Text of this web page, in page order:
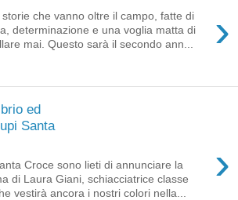
›
storie che vanno oltre il campo, fatte di
determinazione e una voglia matta di
mai. Questo sarà il secondo ann...
ed
Santa
›
Croce sono lieti di annunciare la
di Laura Giani, schiacciatrice classe
vestirà ancora i nostri colori nella...